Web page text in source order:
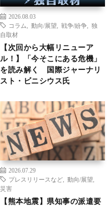
2026.08.03
コラム
動向/展望 戦争/紛争
独
自取材
【次回から大幅リニューア
ル！】「今そこにある危機」
を読み解く 国際ジャーナリ
スト・ビニシウス氏
2026.07.29
プレスリリースなど
動向/展望
災害
【熊本地震】県知事の派遣要